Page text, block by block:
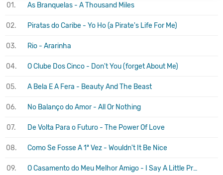
01. As Branquelas - A Thousand Miles
02. Piratas do Caribe - Yo Ho (a Pirate's Life For Me)
03. Rio - Ararinha
04. O Clube Dos Cinco - Don't You (forget About Me)
05. A Bela E A Fera - Beauty And The Beast
06. No Balanço do Amor - All Or Nothing
07. De Volta Para o Futuro - The Power Of Love
08. Como Se Fosse A 1ª Vez - Wouldn't It Be Nice
09. O Casamento do Meu Melhor Amigo - I Say A Little Prayer